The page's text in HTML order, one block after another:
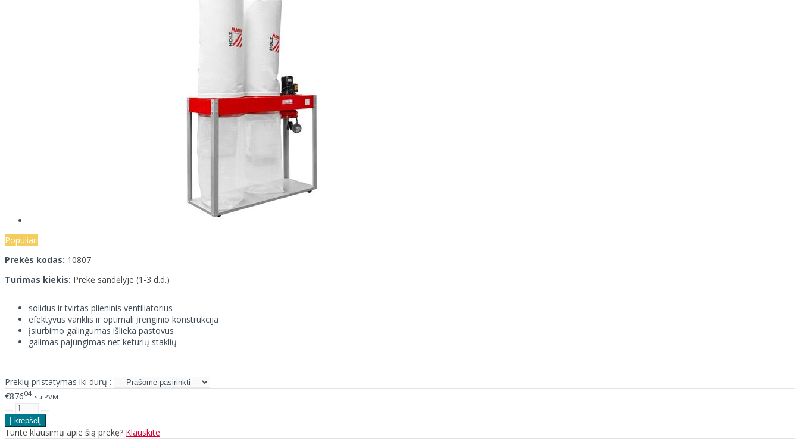
Populiari
Prekės kodas: 10807
Turimas kiekis: Prekė sandėlyje (1-3 d.d.)
solidus ir tvirtas plieninis ventiliatorius
efektyvus variklis ir optimali įrenginio konstrukcija
įsiurbimo galingumas išlieka pastovus
galimas pajungimas net keturių staklių
Prekių pristatymas iki durų :
€87604 su PVM
Turite klausimų apie šią prekę? Klauskite